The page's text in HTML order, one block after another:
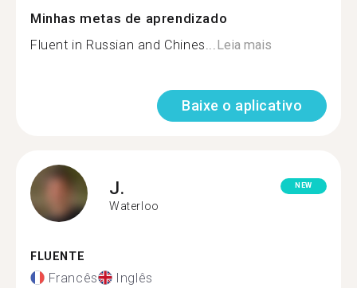
Minhas metas de aprendizado
Fluent in Russian and Chines...Leia mais
Baixe o aplicativo
J.
Waterloo
NEW
FLUENTE
Francês Inglês